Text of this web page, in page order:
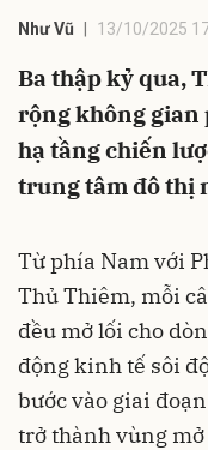
Như Vũ 13/10/2025
Ba thập kỷ qua,
rộng không gian
hạ tầng chiến
trung tâm đô thị
Từ phía Nam với
Thủ Thiêm, mỗi
đều mở lối cho
động kinh tế sôi
bước vào giai
trở thành vùng